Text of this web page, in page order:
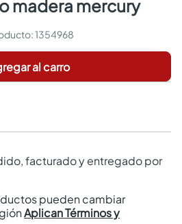
madera mercury
:1354968
al carro
facturado y entregado por
pueden cambiar
Aplican Términos y